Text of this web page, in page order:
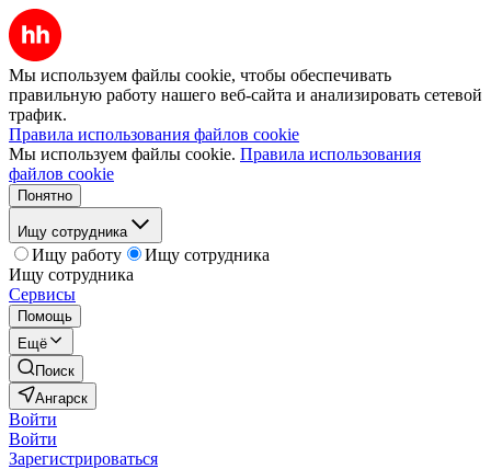
Мы используем файлы cookie, чтобы обеспечивать
правильную работу нашего веб-сайта и анализировать сетевой
трафик.
Правила использования файлов cookie
Мы используем файлы cookie. Правила использования
файлов cookie
Понятно
Ищу сотрудника
Ищу работу
Ищу сотрудника
Ищу сотрудника
Сервисы
Помощь
Ещё
Поиск
Ангарск
Войти
Войти
Зарегистрироваться